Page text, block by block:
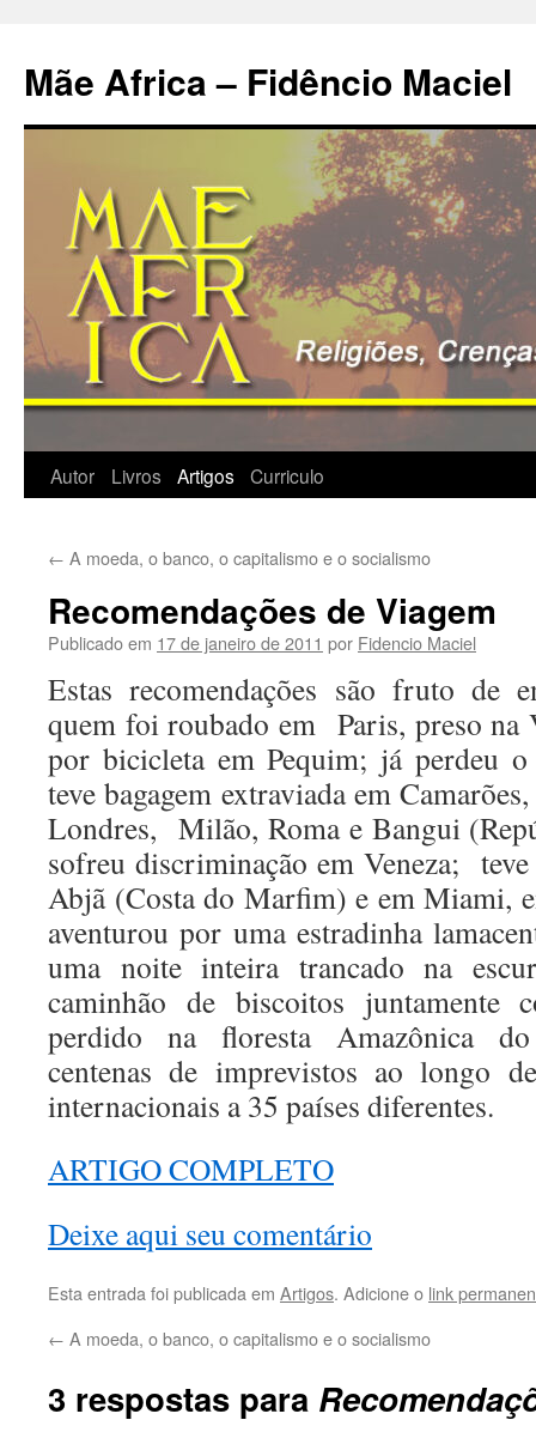
conteúdo
Mãe Africa – Fidêncio Maciel
Autor Livros Artigos Curriculo
← A moeda, o banco, o capitalismo e o socialismo
Recomendações de Viagem
Publicado em 17 de janeiro de 2011 por Fidencio Maciel
Estas recomendações são fruto de
quem foi roubado em Paris, preso na
por bicicleta em Pequim; já perdeu o
teve bagagem extraviada em
Londres, Milão, Roma e Bangui
sofreu discriminação em Veneza; teve
Abjã (Costa do Marfim) e em Miami,
aventurou por uma estradinha
uma noite inteira trancado na
caminhão de biscoitos juntamente
perdido na floresta Amazônica
centenas de imprevistos ao longo
internacionais a 35 países diferentes.
ARTIGO COMPLETO
Deixe aqui seu comentário
Esta entrada foi publicada em Artigos. Adicione o link
← A moeda, o banco, o capitalismo e o socialismo
3 respostas para